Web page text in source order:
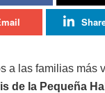
a las familias más
de la Pequeña